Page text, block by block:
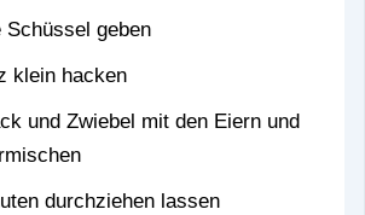
Schüssel geben
klein hacken
und Zwiebel mit den Eiern und
durchziehen lassen